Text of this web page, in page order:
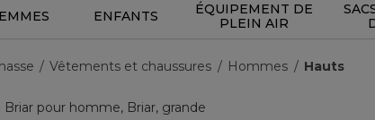
ENFANTS
ÉQUIPEMENT DE
PLEIN AIR
Vêtements et chaussures Hommes Hauts